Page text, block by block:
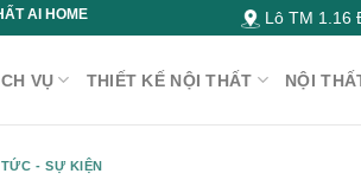
AI HOME Lô TM 1.16
VỤ THIẾT KẾ NỘI THẤT NỘI
- SỰ KIỆN